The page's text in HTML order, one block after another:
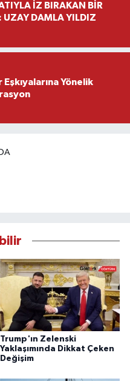
İZ BIRAKAN BİR
UZAY DAMLA YILDIZ
Eşkıyalarına Yönelik
Trump'ın Zelenski
Yaklaşımında Dikkat Çeken
Değişim